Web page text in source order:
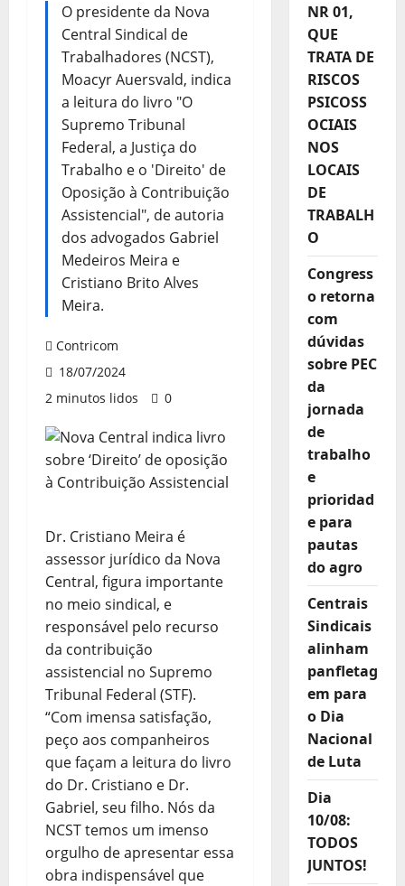
O presidente da Nova
Central Sindical de
Trabalhadores (NCST),
Moacyr Auersvald, indica
a leitura do livro "O
Supremo Tribunal
Federal, a Justiça do
Trabalho e o 'Direito' de
Oposição à Contribuição
Assistencial", de autoria
dos advogados Gabriel
Medeiros Meira e
Cristiano Brito Alves
Meira.
Contricom
18/07/2024
2 minutos lidos
0
Dr. Cristiano Meira é
assessor jurídico da Nova
Central, figura importante
no meio sindical, e
responsável pelo recurso
da contribuição
assistencial no Supremo
Tribunal Federal (STF).
“Com imensa satisfação,
peço aos companheiros
que façam a leitura do livro
do Dr. Cristiano e Dr.
Gabriel, seu filho. Nós da
NCST temos um imenso
orgulho de apresentar essa
obra indispensável que
NR 01,
QUE
TRATA DE
RISCOS
PSICOSS
OCIAIS
NOS
LOCAIS
DE
TRABALH
O
Congress
o retorna
com
dúvidas
sobre PEC
da
jornada
de
trabalho
e
prioridad
e para
pautas
do agro
Centrais
Sindicais
alinham
panfletag
em para
o Dia
Nacional
de Luta
Dia
10/08:
TODOS
JUNTOS!